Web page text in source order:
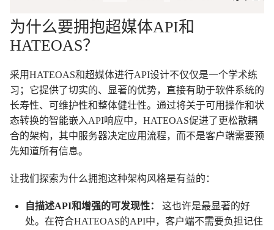
为什么要拥抱超媒体API和
HATEOAS？
采用HATEOAS和超媒体进行API设计不仅仅是一个学术练
习；它提供了切实的、显著的优势，直接有助于软件系统的
长寿性、可维护性和整体健壮性。通过将关于可用操作和状
态转换的智能嵌入API响应中，HATEOAS促进了更松散耦
合的架构，其中服务器决定应用流程，而不是客户端需要预
先知道所有信息。
让我们探索为什么拥抱这种架构风格是有益的：
自描述API和增强的可发现性：
这也许是最显著的好
处。在符合HATEOAS的API中，客户端不需要负担记住